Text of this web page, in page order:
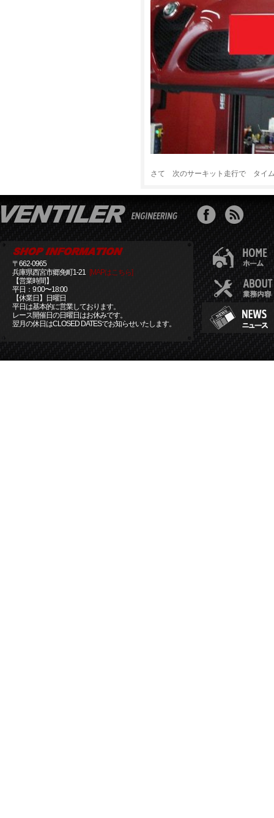
さて 次のサーキット走行で タイ
〒662-0965
兵庫県西宮市郷免町1-21 [MAPはこちら]
【営業時間】
平日：9:00〜18:00
【休業日】日曜日
平日は基本的に営業しております。
レース開催日の日曜日はお休みです。
翌月の休日はCLOSED DATESでお知らせいたします。